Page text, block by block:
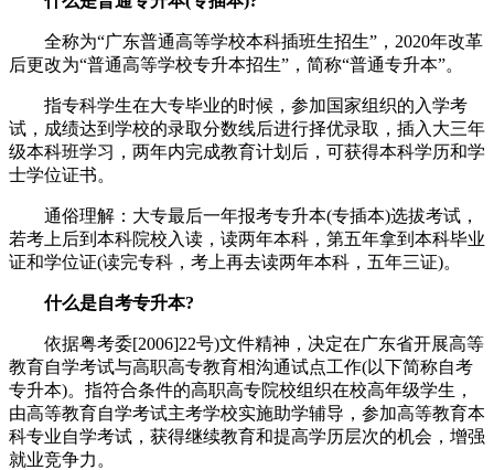
全称为“广东普通高等学校本科插班生招生”，2020年改革
后更改为“普通高等学校专升本招生”，简称“普通专升本”。
指专科学生在大专毕业的时候，参加国家组织的入学考
试，成绩达到学校的录取分数线后进行择优录取，插入大三年
级本科班学习，两年内完成教育计划后，可获得本科学历和学
士学位证书。
通俗理解：大专最后一年报考专升本(专插本)选拔考试，
若考上后到本科院校入读，读两年本科，第五年拿到本科毕业
证和学位证(读完专科，考上再去读两年本科，五年三证)。
什么是自考专升本?
依据粤考委[2006]22号)文件精神，决定在广东省开展高等
教育自学考试与高职高专教育相沟通试点工作(以下简称自考
专升本)。指符合条件的高职高专院校组织在校高年级学生，
由高等教育自学考试主考学校实施助学辅导，参加高等教育本
科专业自学考试，获得继续教育和提高学历层次的机会，增强
就业竞争力。